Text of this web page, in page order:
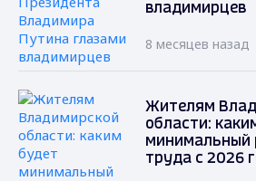
владимирцев
8 месяцев назад
Жителям
области:
минимальный
труда с 2026